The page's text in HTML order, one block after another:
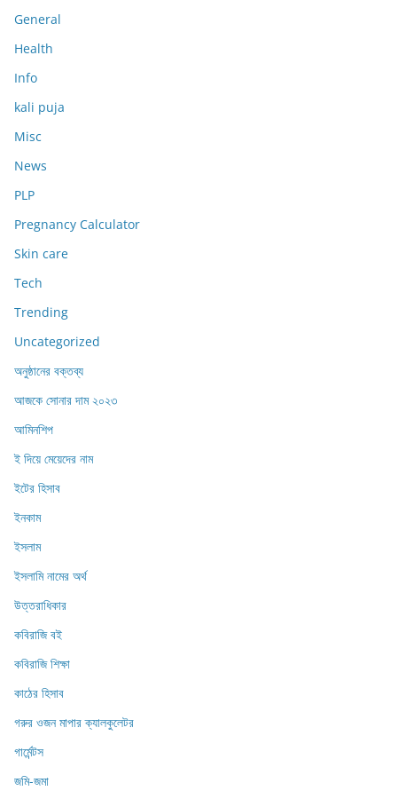
General
Health
Info
kali puja
Misc
News
PLP
Pregnancy Calculator
Skin care
Tech
Trending
Uncategorized
অনুষ্ঠানের বক্তব্য
আজকে সোনার দাম ২০২৩
আমিনশিপ
ই দিয়ে মেয়েদের নাম
ইটের হিসাব
ইনকাম
ইসলাম
ইসলামি নামের অর্থ
উত্তরাধিকার
কবিরাজি বই
কবিরাজি শিক্ষা
কাঠের হিসাব
গরুর ওজন মাপার ক্যালকুলেটর
গার্মেন্টস
জমি-জমা